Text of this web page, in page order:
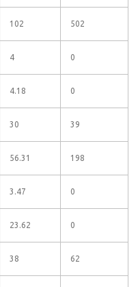
102 502
4 0
4.18 0
30 39
56.31 198
3.47 0
23.62 0
38 62